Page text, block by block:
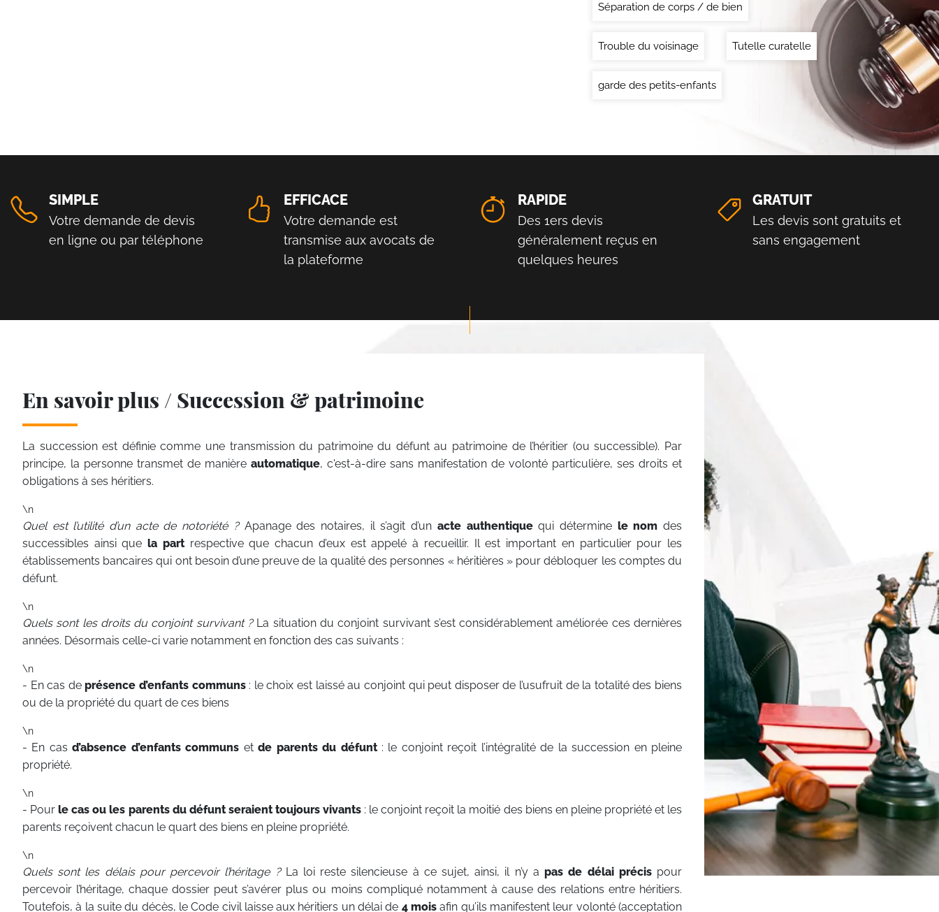
Séparation de corps / de bien
Trouble du voisinage Tutelle curatelle
garde des petits-enfants
SIMPLE
Votre demande de devis
en ligne ou par téléphone
EFFICACE
Votre demande est
transmise aux avocats de
la plateforme
RAPIDE
Des 1ers devis
généralement reçus en
quelques heures
GRATUIT
Les devis sont gratuits et
sans engagement
En savoir plus / Succession & patrimoine
La succession est définie comme une transmission du patrimoine du défunt au patrimoine de l’héritier (ou successible). Par
principe, la personne transmet de manière automatique, c'est-à-dire sans manifestation de volonté particulière, ses droits et
obligations à ses héritiers.
\n
Quel est l’utilité d’un acte de notoriété ? Apanage des notaires, il s’agit d’un acte authentiquequi détermine le nomdes
successibles ainsi quela partrespective que chacun d’eux est appelé à recueillir. Il est important en particulier pour les
établissements bancaires qui ont besoin d’une preuve de la qualité des personnes « héritières » pour débloquer les comptes du
défunt.
\n
Quels sont les droits du conjoint survivant ?La situation du conjoint survivant s’est considérablement améliorée ces dernières
années. Désormais celle-ci varie notamment en fonction des cas suivants :
\n
- En cas deprésence d’enfants communs: le choix est laissé au conjoint qui peut disposer de l’usufruit de la totalité des biens
ou de la propriété du quart de ces biens
\n
- En casd’absence d’enfants communs etde parents du défunt: le conjoint reçoit l’intégralité de la succession en pleine
propriété.
\n
- Pourle cas ou les parents du défunt seraient toujours vivants: le conjoint reçoit la moitié des biens en pleine propriété et les
parents reçoivent chacun le quart des biens en pleine propriété.
\n
Quels sont les délais pour percevoir l’héritage ? La loi reste silencieuse à ce sujet, ainsi, il n’y a pas de délai précis pour
percevoir l’héritage, chaque dossier peut s’avérer plus ou moins compliqué notamment à cause des relations entre héritiers.
Toutefois, à la suite du décès, le Code civil laisse aux héritiers un délai de 4 mois afin qu’ils manifestent leur volonté (acceptation